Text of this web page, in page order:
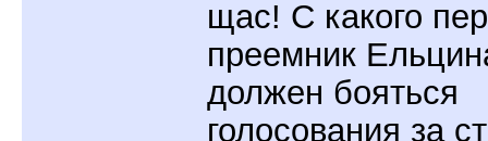
щас! С какого
преемник
должен бояться
голосования за